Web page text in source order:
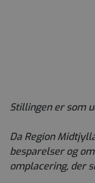
Stillingen er som
Da Region
besparelser og
omplacering, der